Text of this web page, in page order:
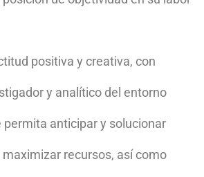
positiva y creativa, con
y analítico del entorno
permita anticipar y solucionar
recursos, así como